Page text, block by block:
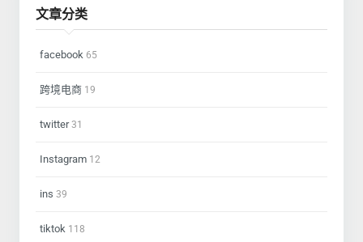
文章分类
facebook 65
跨境电商 19
twitter31
Instagram 12
ins 39
tiktok 118